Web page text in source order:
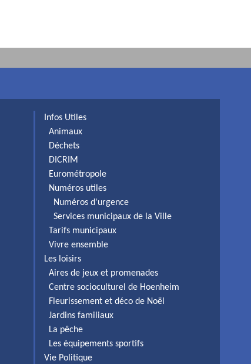
Infos Utiles
Animaux
Déchets
DICRIM
Eurométropole
Numéros utiles
Numéros d'urgence
Services municipaux de la Ville
Tarifs municipaux
Vivre ensemble
Les loisirs
Aires de jeux et promenades
Centre socioculturel de Hoenheim
Fleurissement et déco de Noël
Jardins familiaux
La pêche
Les équipements sportifs
Vie Politique